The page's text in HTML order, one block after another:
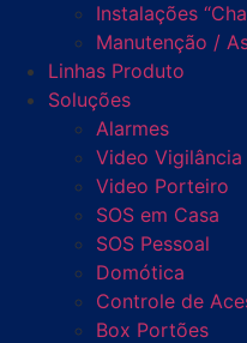
Instalações
Manutenção /
Linhas Produto
Soluções
Alarmes
Video Vigilância
Video Porteiro
SOS em Casa
SOS Pessoal
Domótica
Controle de
Box Portões